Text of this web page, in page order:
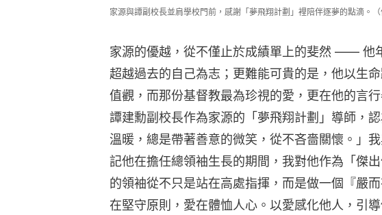
家源與譚副校長並肩學校門前，感謝「夢飛翔計劃」裡陪伴逐夢的點滴。（
家源的優越，從不僅止於成績單上的斐然 —— 他
超越過去的自己為志；更難能可貴的是，他以生
值觀，而那份基督教最為珍視的愛，更在他的言
譚建勳副校長作為家源的「夢飛翔計劃」導師，
溫暖，總是帶著善意的微笑，從不吝嗇關懷。」
記他在擔任總領袖生長的期間，我對他作為「傑
的領袖從不只是站在高處指揮，而是做一個『嚴
在堅守原則，愛在體恤人心。以愛感化他人，引